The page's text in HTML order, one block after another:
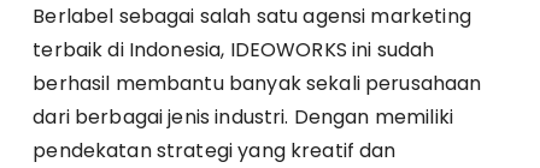
Berlabel sebagai salah satu agensi marketing
terbaik di Indonesia, IDEOWORKS ini sudah
berhasil membantu banyak sekali perusahaan
dari berbagai jenis industri. Dengan memiliki
pendekatan strategi yang kreatif dan